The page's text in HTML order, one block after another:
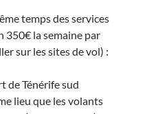
temps des services
350€ la semaine par
sur les sites de vol) :
de Ténérife sud
lieu que les volants